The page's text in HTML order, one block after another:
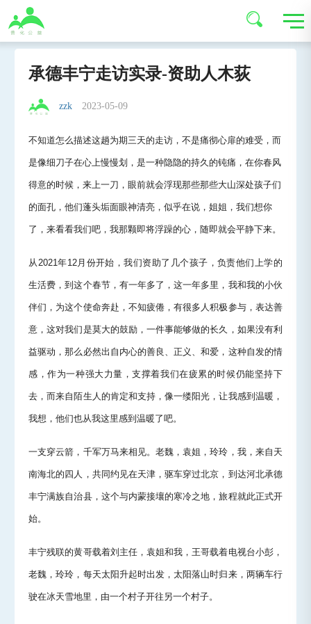
承德丰宁走访实录-资助人木荻
zzk 2023-05-09
不知道怎么描述这趟为期三天的走访，不是痛彻心扉的难受，而
是像细刀子在心上慢慢划，是一种隐隐的持久的钝痛，在你春风
得意的时候，来上一刀，眼前就会浮现那些那些大山深处孩子们
的面孔，他们蓬头垢面眼神清亮，似乎在说，姐姐，我们想你
了，来看看我们吧，我那颗即将浮躁的心，随即就会平静下来。
从2021年12月份开始，我们资助了几个孩子，负责他们上学的
生活费，到这个春节，有一年多了，这一年多里，我和我的小伙
伴们，为这个使命奔赴，不知疲倦，有很多人积极参与，表达善
意，这对我们是莫大的鼓励，一件事能够做的长久，如果没有利
益驱动，那么必然出自内心的善良、正义、和爱，这种自发的情
感，作为一种强大力量，支撑着我们在疲累的时候仍能坚持下
去，而来自陌生人的肯定和支持，像一缕阳光，让我感到温暖，
我想，他们也从我这里感到温暖了吧。
一支穿云箭，千军万马来相见。老魏，袁姐，玲玲，我，来自天
南海北的四人，共同约见在天津，驱车穿过北京，到达河北承德
丰宁满族自治县，这个与内蒙接壤的寒冷之地，旅程就此正式开
始。
丰宁残联的黄哥载着刘主任，袁姐和我，王哥载着电视台小彭，
老魏，玲玲，每天太阳升起时出发，太阳落山时归来，两辆车行
驶在冰天雪地里，由一个村子开往另一个村子。